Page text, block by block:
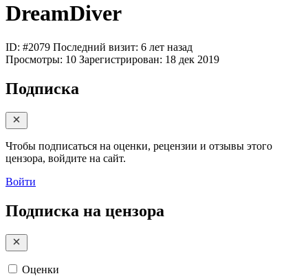
DreamDiver
ID: #2079 Последний визит: 6 лет назад
Просмотры: 10 Зарегистрирован: 18 дек 2019
Подписка
Чтобы подписаться на оценки, рецензии и отзывы этого
цензора, войдите на сайт.
Войти
Подписка на цензора
Оценки